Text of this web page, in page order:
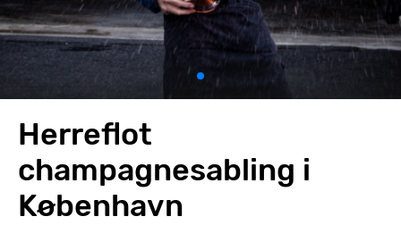
Herreflot
champagnesabling i
København